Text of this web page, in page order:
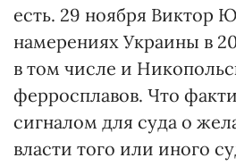
есть. 29 ноября Виктор
намерениях Украины в
в том числе и
ферросплавов. Что
сигналом для суда о
власти того или иного